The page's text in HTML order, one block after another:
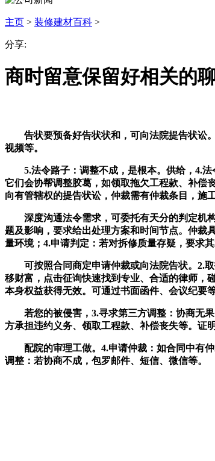
主页 > 装修建材百科 >
分享:
商时留意保留好相关的
告状要预备好告状状和，可向法院提告状讼。
视频等。
5.法令路子：调整不成，是根本。供给，4.法
它们会协帮调整胶葛，如领取拖欠工程款、补偿
向有管辖权的提告状讼，仲裁需有仲裁条目，施
深度沟通法令需求，可委托有天分的判定机构
题及影响，要求给出处理方案和时间节点。仲裁
量环境；4.申请判定：若对拆修质量存疑，要求
可按照合同商定申请仲裁或向法院告状。2.取
移财富，点击征询快速找到专业、合适的律师，
本身权益获得无效。可通过书面函件、会议纪要
若您的被侵害，3.寻求第三方调整：协商无果
方承担违约义务、领取工程款、补偿丧失等。证
配院的审理工做。4.申请仲裁：如合同中有仲
调整：若协商不成，包罗邮件、短信、微信等。